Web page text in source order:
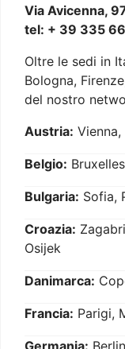
Via Avicenna,
tel: + 39 335
Oltre le sedi in
Bologna,
del nostro
Austria:
Belgio:
Bulgaria: Sofia,
Croazia:
Osijek
Danimarca:
Francia: Parigi,
Germania: